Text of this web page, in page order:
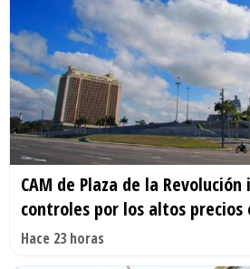
CAM de Plaza de la
controles por los altos precios
Hace 23 horas